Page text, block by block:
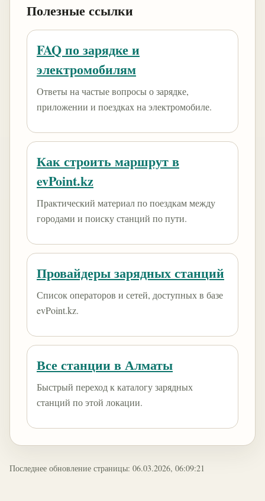
Полезные ссылки
FAQ по зарядке и
электромобилям
Ответы на частые вопросы о зарядке,
приложении и поездках на электромобиле.
Как строить маршрут в
evPoint.kz
Практический материал по поездкам между
городами и поиску станций по пути.
Провайдеры зарядных станций
Список операторов и сетей, доступных в базе
evPoint.kz.
Все станции в Алматы
Быстрый переход к каталогу зарядных
станций по этой локации.
Последнее обновление страницы: 06.03.2026, 06:09:21